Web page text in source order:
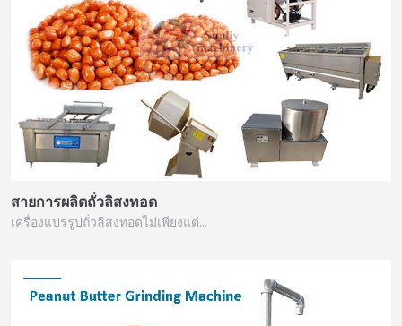
สายการผลิตถั่วลิสงทอด
เครื่องแปรรูปถั่วลิสงทอดไม่เพียงแต่…